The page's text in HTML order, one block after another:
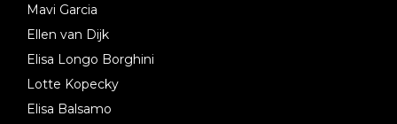
Mavi Garcia
Ellen van Dijk
Elisa Longo Borghini
Lotte Kopecky
Elisa Balsamo